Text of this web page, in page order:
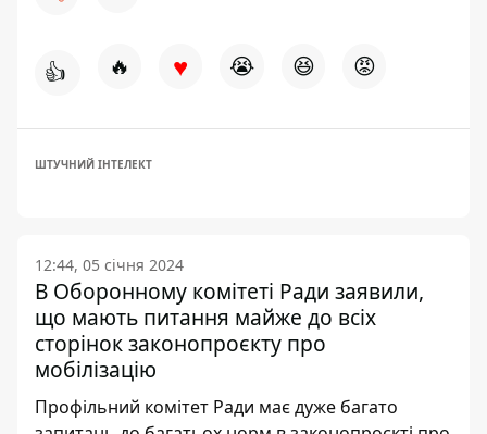
👍 🔥 ♥ 😭 😆 😡
ШТУЧНИЙ ІНТЕЛЕКТ
12:44, 05 січня 2024
В Оборонному комітеті Ради заявили,
що мають питання майже до всіх
сторінок законопроєкту про
мобілізацію
Профільний комітет Ради має дуже багато